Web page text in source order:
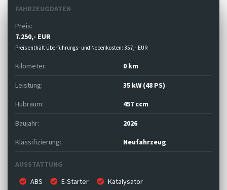
FAHRZEUGDATEN
Preis:
7.250,- EUR
Preis enthält Überführungs- und Nebenkosten: 357,- EUR
Kilometer: 0 km
Leistung: 35 kW (48 PS)
Hubraum: 457 ccm
Baujahr: 2026
Klassifizierung: Neufahrzeug
AUSSTATTUNG
ABS
E-Starter Katalysator